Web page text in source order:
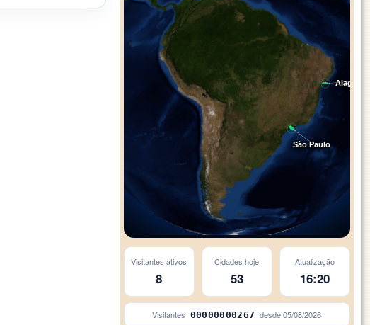
São Paulo
Visitantes ativos
8
Cidades hoje
53
Atualização
16:20
Visitantes 00000000267 desde05/08/2026